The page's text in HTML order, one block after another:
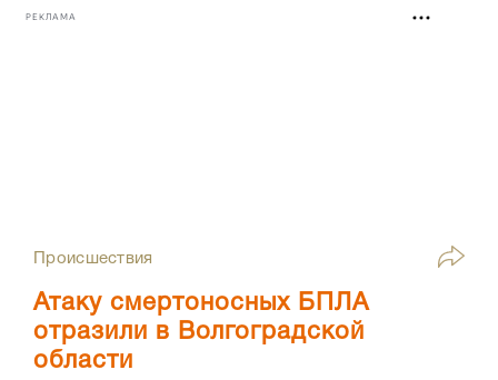
РЕКЛАМА
Происшествия
Атаку смертоносных БПЛА
отразили в Волгоградской
области